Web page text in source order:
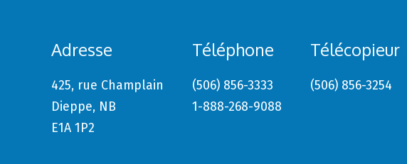
Adresse
425, rue Champlain
Dieppe, NB
E1A 1P2
Téléphone
(506) 856-3333
1-888-268-9088
Télécopieur
(506) 856-3254